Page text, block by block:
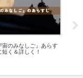
宙のみなしご』あらす
く＆詳しく！